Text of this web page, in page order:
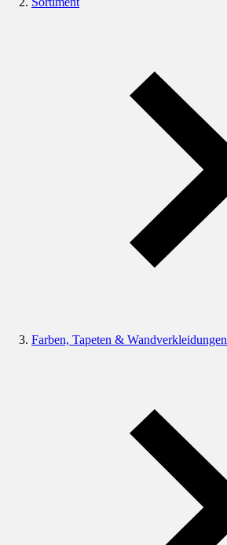
Farben, Tapeten & Wandverkleidungen